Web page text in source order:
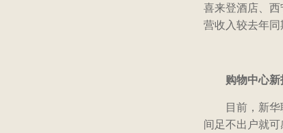
喜来登酒店、
营收入较去年同
购物中心
目前，新
间足不出户就